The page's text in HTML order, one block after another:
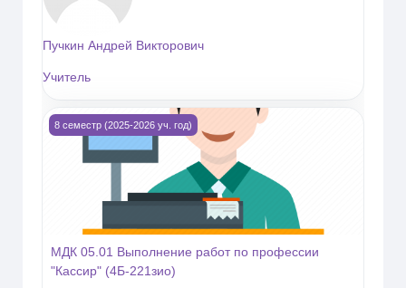
Пучкин Андрей Викторович
Учитель
Изображение курса МДК 05.01 Выполнение работ по
8 семестр (2025-2026 уч. год)
МДК 05.01 Выполнение работ по профессии
"Кассир" (4Б-221зио)